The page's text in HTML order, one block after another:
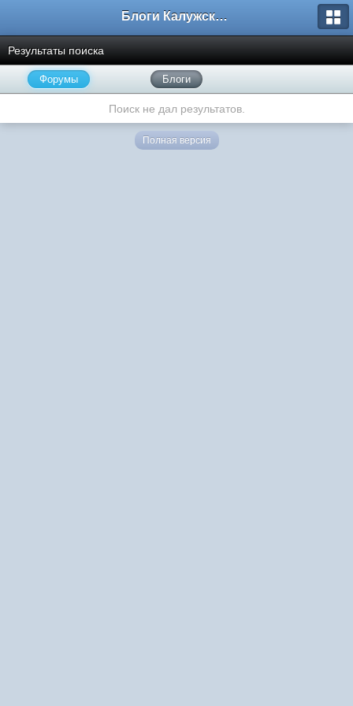
Блоги Калужского перекрестка
Результаты поиска
Форумы Блоги
Поиск не дал результатов.
Полная версия